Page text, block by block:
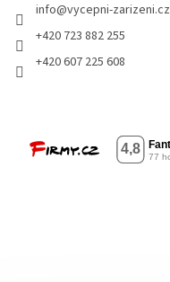
info@vycepni-zarizeni.cz
+420 723 882 255
+420 607 225 608